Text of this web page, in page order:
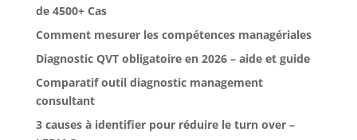
de 4500+ Cas
Comment mesurer les compétences managériales
Diagnostic QVT obligatoire en 2026 – aide et guide
Comparatif outil diagnostic management
consultant
3 causes à identifier pour réduire le turn over –